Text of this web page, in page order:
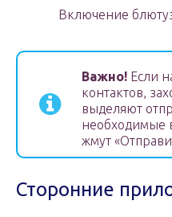
Включение
Важно! Если
контактов,
выделяют
необходимые
жмут
Сторонние